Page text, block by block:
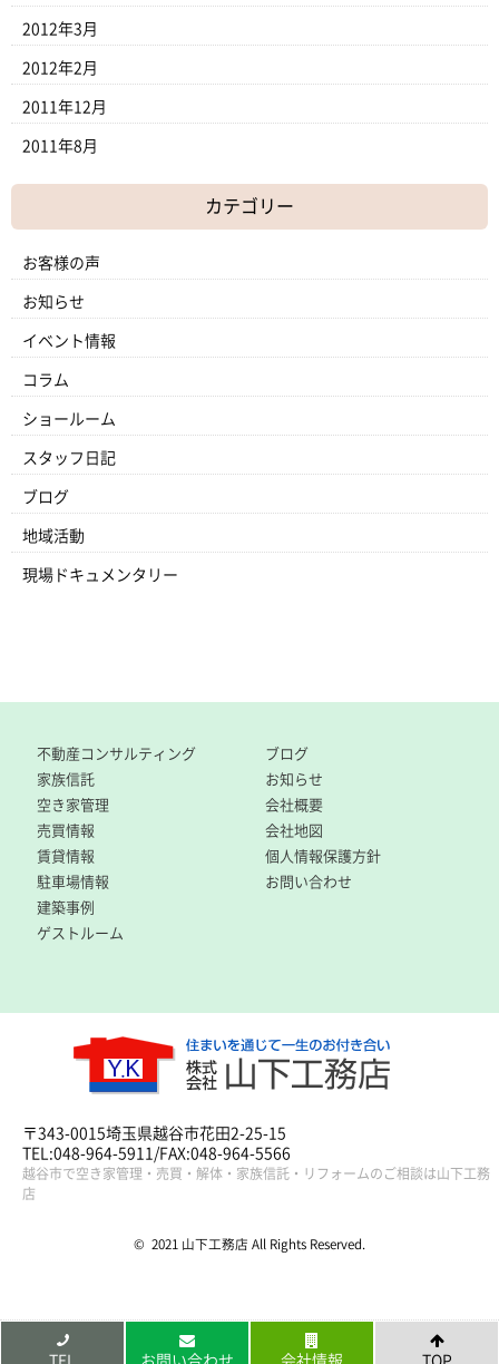
2012年3月
2012年2月
2011年12月
2011年8月
カテゴリー
お客様の声
お知らせ
イベント情報
コラム
ショールーム
スタッフ日記
ブログ
地域活動
現場ドキュメンタリー
不動産コンサルティング
家族信託
空き家管理
売買情報
賃貸情報
駐車場情報
建築事例
ゲストルーム
ブログ
お知らせ
会社概要
会社地図
個人情報保護方針
お問い合わせ
〒343-0015埼玉県越谷市花田2-25-15
TEL:048-964-5911/FAX:048-964-5566
越谷市で空き家管理・売買・解体・家族信託・リフォームのご相談は山下工務
店
© 2021 山下工務店 All Rights Reserved.
TEL お問い合わせ 会社情報 TOP